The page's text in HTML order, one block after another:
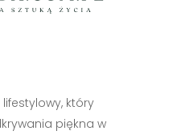
który
piękna w